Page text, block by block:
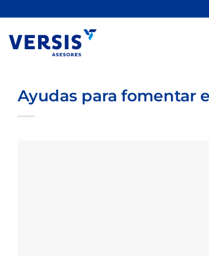
contenido
Ayudas para fomentar